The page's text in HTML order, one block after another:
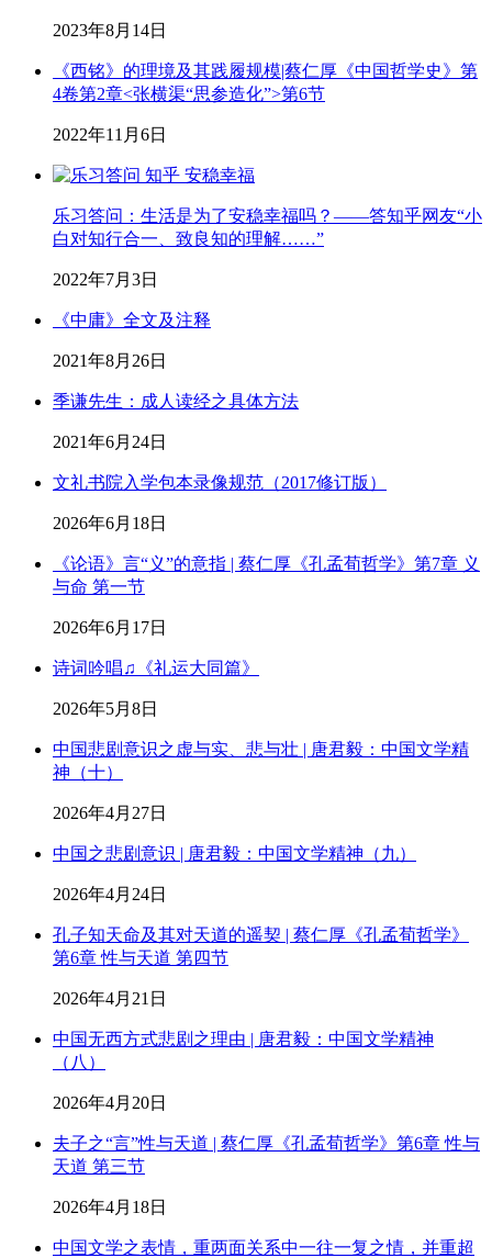
2023年8月14日
《西铭》的理境及其践履规模|蔡仁厚《中国哲学史》第
4卷第2章<张横渠“思参造化”>第6节
2022年11月6日
乐习答问：生活是为了安稳幸福吗？——答知乎网友“小
白对知行合一、致良知的理解……”
2022年7月3日
《中庸》全文及注释
2021年8月26日
季谦先生：成人读经之具体方法
2021年6月24日
文礼书院入学包本录像规范（2017修订版）
2026年6月18日
《论语》言“义”的意指 | 蔡仁厚《孔孟荀哲学》第7章 义
与命 第一节
2026年6月17日
诗词吟唱♫《礼运大同篇》
2026年5月8日
中国悲剧意识之虚与实、悲与壮 | 唐君毅：中国文学精
神（十）
2026年4月27日
中国之悲剧意识 | 唐君毅：中国文学精神（九）
2026年4月24日
孔子知天命及其对天道的遥契 | 蔡仁厚《孔孟荀哲学》
第6章 性与天道 第四节
2026年4月21日
中国无西方式悲剧之理由 | 唐君毅：中国文学精神
（八）
2026年4月20日
夫子之“言”性与天道 | 蔡仁厚《孔孟荀哲学》第6章 性与
天道 第三节
2026年4月18日
中国文学之表情，重两面关系中一往一复之情，并重超